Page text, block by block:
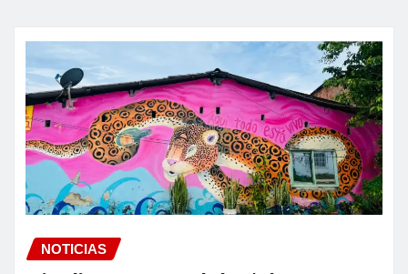
NOTICIAS